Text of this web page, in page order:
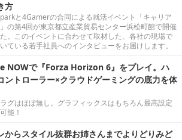
方
と4Gamerの合同による就活イベント「キャリア
の第4回が東京都立産業貿易センター浜松町館で開催
。このイベントに合わせて取材した、各社の現場で
ている若手社員へのインタビューをお届けします。
NOWで『Forza Horizon 6』をプレイ。ハ
ントローラー×クラウドゲーミングの底力を体
グはほぼ無し。グラフィックスはもちろん最高設定
能！
からスタイル抜群お姉さんまでよりどりみど